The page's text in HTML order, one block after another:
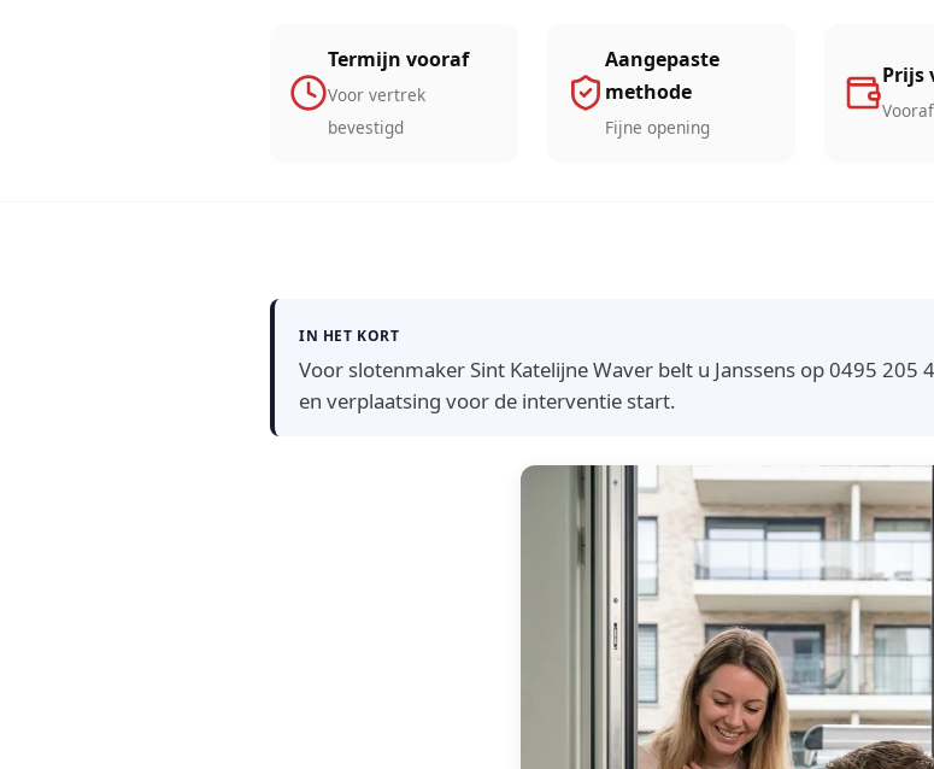
Termijn vooraf
Voor vertrek
bevestigd
Aangepaste
methode
Fijne opening
Prijs
IN HET KORT
Voor slotenmaker Sint Katelijne Waver belt u Janssens op 0495
en verplaatsing voor de interventie start.